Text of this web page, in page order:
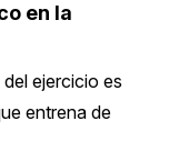
en la
ejercicio es
entrena de